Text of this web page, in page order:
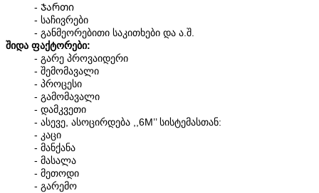
- Ჯართი
- საჩივრები
- განმეორებითი საკითხები და ა.შ.
შიდა ფაქტორები:
- გარე პროვაიდერი
- შემომავალი
- პროცესი
- გამომავალი
- დამკვეთი
- ასევე, ასოცირდება ,,6M’’ სისტემასთან:
- კაცი
- მანქანა
- მასალა
- მეთოდი
- გარემო